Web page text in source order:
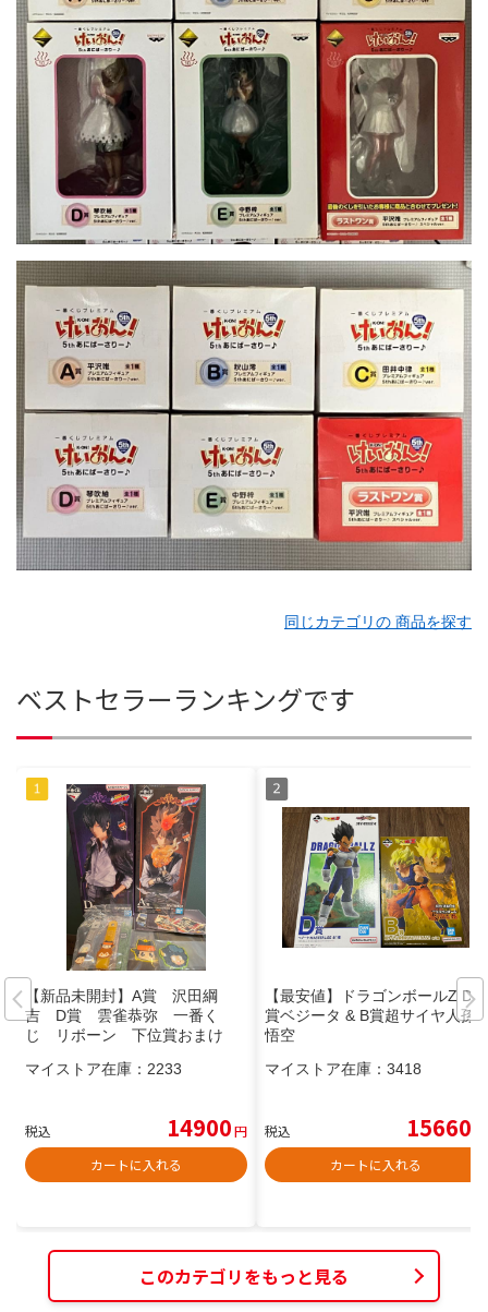
同じカテゴリの 商品を探す
ベストセラーランキングです
【新品未開封】A賞 沢田綱
吉 D賞 雲雀恭弥 一番く
じ リボーン 下位賞おまけ
マイストア在庫： 2233
税込 14900円
カートに入れる
【最安値】ドラゴンボールZ D
賞ベジータ & B賞超サイヤ人孫
悟空
マイストア在庫： 3418
税込 15660
カートに入れる
このカテゴリをもっと見る